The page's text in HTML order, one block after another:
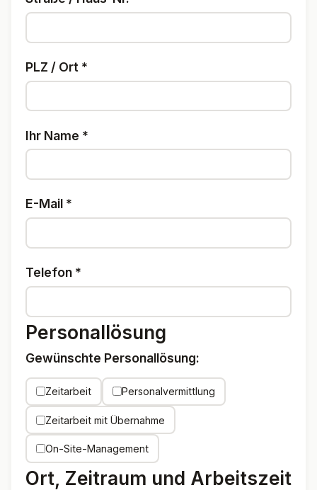
PLZ / Ort *
Ihr Name *
E-Mail *
Telefon *
Personallösung
Gewünschte Personallösung:
Zeitarbeit Personalvermittlung
Zeitarbeit mit Übernahme
On-Site-Management
Ort, Zeitraum und Arbeitszeit